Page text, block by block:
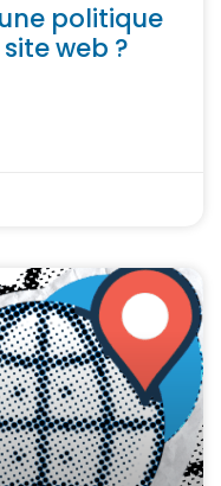
politique
web ?